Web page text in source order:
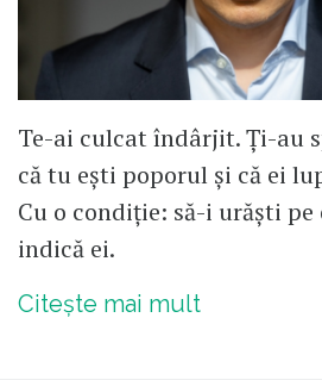
Te-ai culcat îndârjit. Ți-au
că tu ești poporul și că ei
Cu o condiție: să-i urăști pe
indică ei.
Citește mai mult